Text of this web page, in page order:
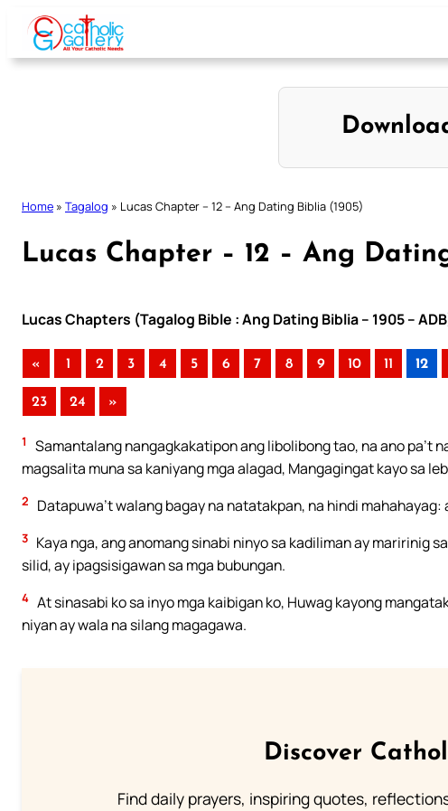
Skip
content
Home » Tagalog » Lucas Chapter – 12 – Ang Dating Biblia (1905)
Lucas Chapter – 12 – Ang
Lucas Chapters (Tagalog Bible : Ang Dating Biblia – 1905 –
« 1 2 3 4 5 6 7 8 9 10 11 12
23 24 »
1
Samantalang nangagkakatipon ang libolibong tao, na ano pa’t
magsalita muna sa kaniyang mga alagad, Mangagingat kayo sa
2 Datapuwa’t walang bagay na natatakpan, na hindi
3 Kaya nga, ang anomang sinabi ninyo sa kadiliman ay maririnig
silid, ay ipagsisigawan sa mga bubungan.
4 At sinasabi ko sa inyo mga kaibigan ko, Huwag kayong
niyan ay wala na silang magagawa.
Discover
Find daily prayers, inspiring quotes,